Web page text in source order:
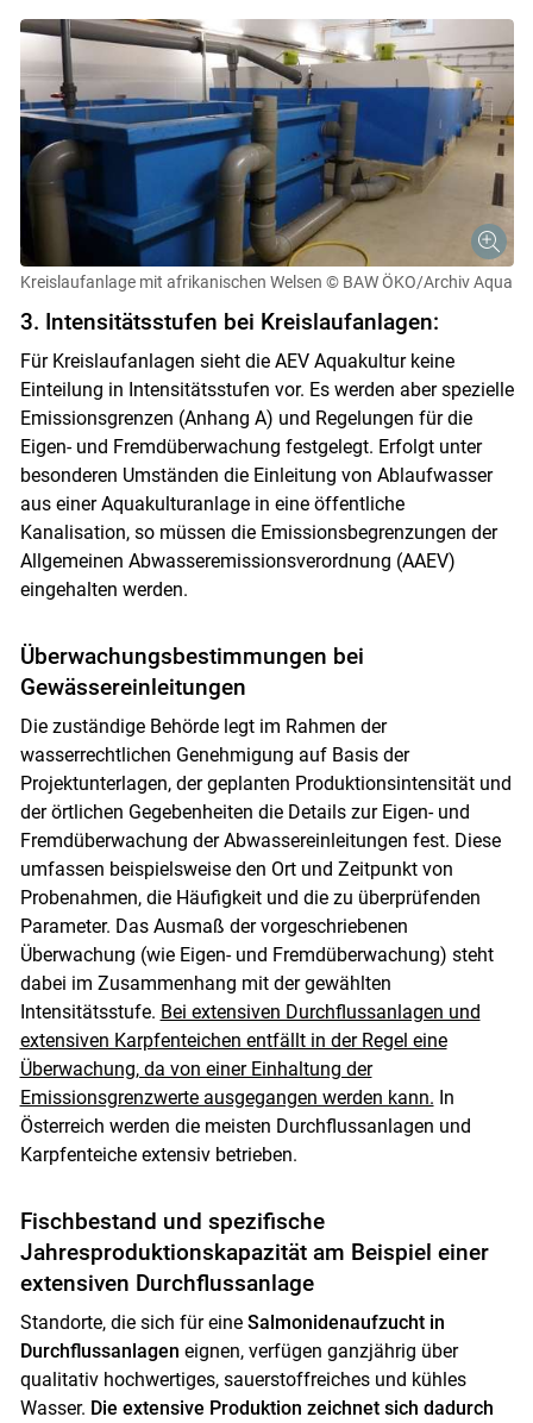
Kreislaufanlage mit afrikanischen Welsen © BAW ÖKO/Archiv Aqua
3. Intensitätsstufen bei Kreislaufanlagen:
Für Kreislaufanlagen sieht die AEV Aquakultur keine
Einteilung in Intensitätsstufen vor. Es werden aber spezielle
Emissionsgrenzen (Anhang A) und Regelungen für die
Eigen- und Fremdüberwachung festgelegt. Erfolgt unter
besonderen Umständen die Einleitung von Ablaufwasser
aus einer Aquakulturanlage in eine öffentliche
Kanalisation, so müssen die Emissionsbegrenzungen der
Allgemeinen Abwasseremissionsverordnung (AAEV)
eingehalten werden.
Überwachungsbestimmungen bei
Gewässereinleitungen
Die zuständige Behörde legt im Rahmen der
wasserrechtlichen Genehmigung auf Basis der
Projektunterlagen, der geplanten Produktionsintensität und
der örtlichen Gegebenheiten die Details zur Eigen- und
Fremdüberwachung der Abwassereinleitungen fest. Diese
umfassen beispielsweise den Ort und Zeitpunkt von
Probenahmen, die Häufigkeit und die zu überprüfenden
Parameter. Das Ausmaß der vorgeschriebenen
Überwachung (wie Eigen- und Fremdüberwachung) steht
dabei im Zusammenhang mit der gewählten
Intensitätsstufe. Bei extensiven Durchflussanlagen und
extensiven Karpfenteichen entfällt in der Regel eine
Überwachung, da von einer Einhaltung der
Emissionsgrenzwerte ausgegangen werden kann. In
Österreich werden die meisten Durchflussanlagen und
Karpfenteiche extensiv betrieben.
Fischbestand und spezifische
Jahresproduktionskapazität am Beispiel einer
extensiven Durchflussanlage
Standorte, die sich für eine Salmonidenaufzucht in
Durchflussanlagen eignen, verfügen ganzjährig über
qualitativ hochwertiges, sauerstoffreiches und kühles
Wasser. Die extensive Produktion zeichnet sich dadurch